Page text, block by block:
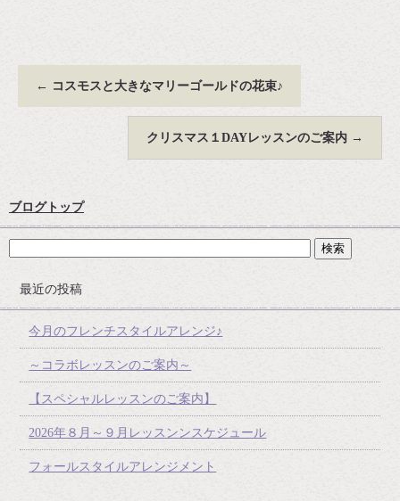
← コスモスと大きなマリーゴールドの花束♪
クリスマス１DAYレッスンのご案内 →
ブログトップ
最近の投稿
今月のフレンチスタイルアレンジ♪
～コラボレッスンのご案内～
【スペシャルレッスンのご案内】
2026年８月～９月レッスンンスケジュール
フォールスタイルアレンジメント